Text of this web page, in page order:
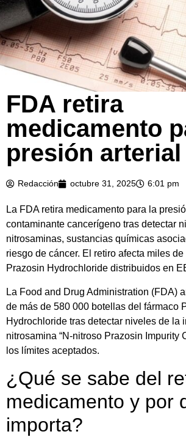
FDA retira
medicamento
presión arterial
Redacción octubre 31, 2025 6:01 pm
La FDA retira medicamento para la
contaminante cancerígeno tras detectar
nitrosaminas, sustancias químicas
riesgo de cáncer. El retiro afecta miles
Prazosin Hydrochloride distribuidos en
La Food and Drug Administration (FDA)
de más de 580 000 botellas del fármaco
Hydrochloride tras detectar niveles de la
nitrosamina “N‑nitroso Prazosin Impurity
los límites aceptados.
¿Qué se sabe del
medicamento y por
importa?